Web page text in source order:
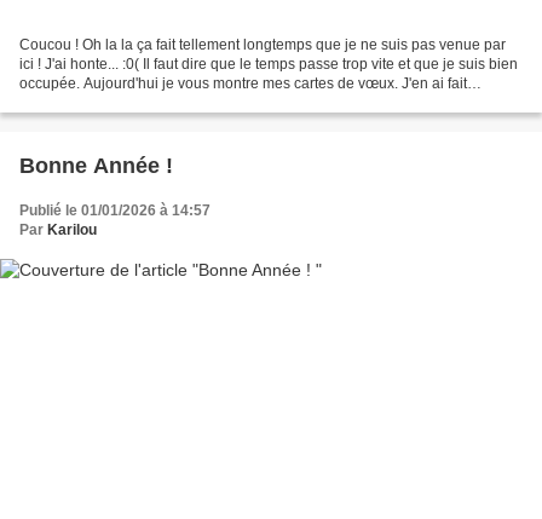
Coucou ! Oh la la ça fait tellement longtemps que je ne suis pas venue par
ici ! J'ai honte... :0( Il faut dire que le temps passe trop vite et que je suis bien
occupée. Aujourd'hui je vous montre mes cartes de vœux. J'en ai fait
Bonne Année !
Publié le 01/01/2026 à 14:57
Par Karilou